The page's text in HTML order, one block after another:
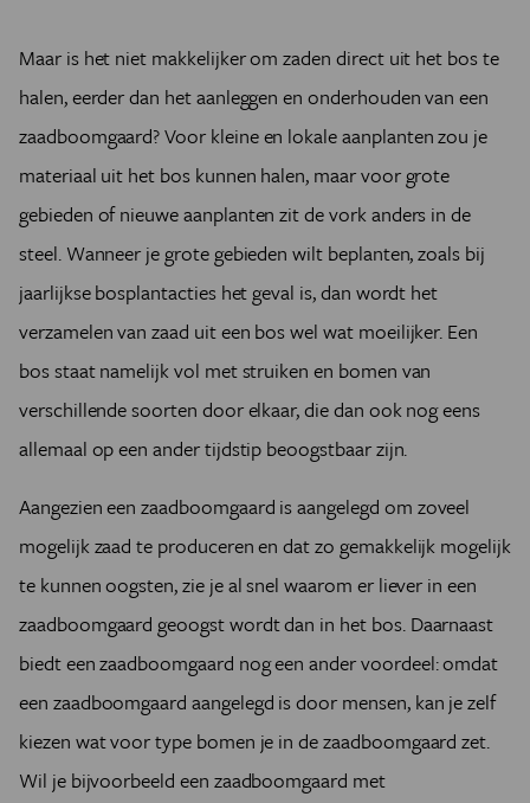
Maar is het niet makkelijker om zaden direct uit het bos te
halen, eerder dan het aanleggen en onderhouden van een
zaadboomgaard? Voor kleine en lokale aanplanten zou je
materiaal uit het bos kunnen halen, maar voor grote
gebieden of nieuwe aanplanten zit de vork anders in de
steel. Wanneer je grote gebieden wilt beplanten, zoals bij
jaarlijkse bosplantacties het geval is, dan wordt het
verzamelen van zaad uit een bos wel wat moeilijker. Een
bos staat namelijk vol met struiken en bomen van
verschillende soorten door elkaar, die dan ook nog eens
allemaal op een ander tijdstip beoogstbaar zijn.
Aangezien een zaadboomgaard is aangelegd om zoveel
mogelijk zaad te produceren en dat zo gemakkelijk mogelijk
te kunnen oogsten, zie je al snel waarom er liever in een
zaadboomgaard geoogst wordt dan in het bos. Daarnaast
biedt een zaadboomgaard nog een ander voordeel: omdat
een zaadboomgaard aangelegd is door mensen, kan je zelf
kiezen wat voor type bomen je in de zaadboomgaard zet.
Wil je bijvoorbeeld een zaadboomgaard met